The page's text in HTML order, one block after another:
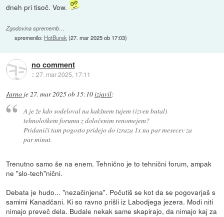
dneh pri tisoč. Vow.
Zgodovina sprememb…
spremenilo: HotBurek (27. mar 2025 ob 17:03)
no comment
::27. mar 2025, 17:11
Jarno je27. mar 2025 ob 15:10izjavil:
A je že kdo sodeloval na kakšnem tujem (izven butal)
tehnološkem forumu z določenim renomejem?
Pridaniči tam pogosto pridejo do izraza 1x na par mesecev za
par minut.
Trenutno samo še na enem. Tehnično je to tehnični forum, ampak
ne "slo-tech"nični.
Debata je hudo... "nezačinjena". Počutiš se kot da se pogovarjaš s
samimi Kanadčani. Ki so ravno prišli iz Labodjega jezera. Modi niti
nimajo preveč dela. Budale nekak same skapirajo, da nimajo kaj za